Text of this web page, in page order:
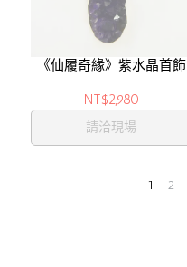
《仙履奇緣》紫水晶首飾
NT$2,980
請洽現場
1 2